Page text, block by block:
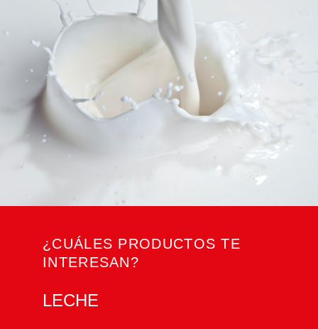
¿CUÁLES PRODUCTOS TE
INTERESAN?
LECHE